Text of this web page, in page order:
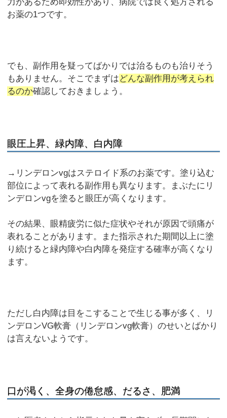
お薬の1つです。
でも、副作用を疑ってばかりでは治るものも治りそう
もありません。そこでまずはどんな副作用が考えられ
るのか確認しておきましょう。
眼圧上昇、緑内障、白内障
→リンデロンvgはステロイド系のお薬です。塗り込む
部位によって表れる副作用も異なります。まぶたにリ
ンデロンvgを塗ると眼圧が高くなります。
その結果、眼精疲労に似た症状やそれが原因で頭痛が
表れることがあります。また指示された期間以上に塗
り続けると緑内障や白内障を発症する確率が高くなり
ます。
ただし白内障は目をこすることで生じる事が多く、リ
ンデロンVG軟膏（リンデロンvg軟膏）のせいとばかり
は言えないようです。
口が渇く、全身の倦怠感、だるさ、肥満